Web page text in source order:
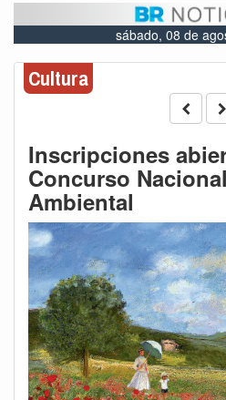
sábado, 08 de
Cultura
Inscripciones
Concurso
Ambiental